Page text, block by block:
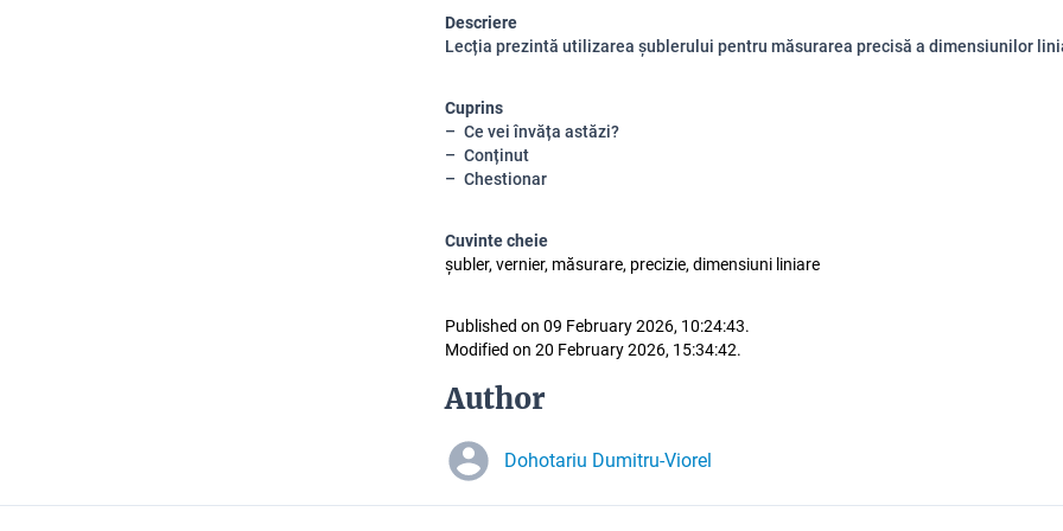
Descriere
Lecția prezintă utilizarea șublerului pentru măsurarea precisă a dimensiunilor
Cuprins
Ce vei învăța astăzi?
Conținut
Chestionar
Cuvinte cheie
șubler, vernier, măsurare, precizie, dimensiuni liniare
Published on 09 February 2026, 10:24:43.
Modified on 20 February 2026, 15:34:42.
Author
Dohotariu Dumitru-Viorel